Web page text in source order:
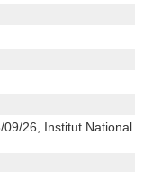
26, Institut National